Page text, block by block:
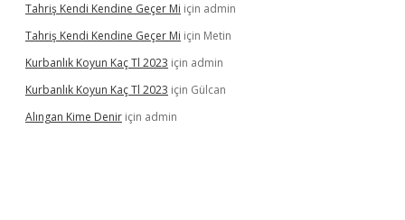
Tahriş Kendi Kendine Geçer Mi için admin
Tahriş Kendi Kendine Geçer Mi için Metin
Kurbanlık Koyun Kaç Tl 2023 için admin
Kurbanlık Koyun Kaç Tl 2023 için Gülcan
Alıngan Kime Denir için admin